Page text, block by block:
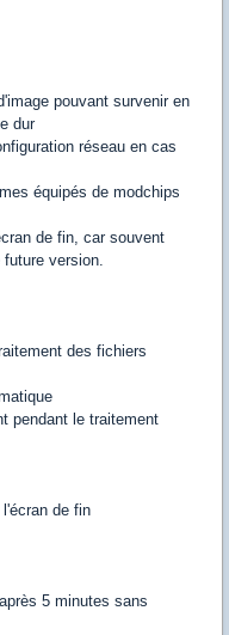
pouvant survenir en
dur
réseau en cas
équipés de modchips
de fin, car souvent
version.
des fichiers
pendant le traitement
de fin
5 minutes sans